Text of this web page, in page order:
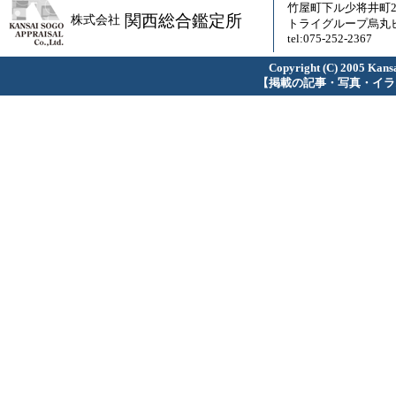
株式会社 関西総合鑑定所
竹屋町下ル少将井町
トライグループ烏丸
tel:075-252-2367
Copyright (C) 2005
【掲載の記事・写真・イラ